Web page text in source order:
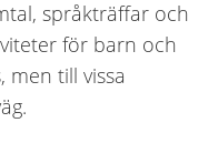
språkträffar och
för barn och
men till vissa